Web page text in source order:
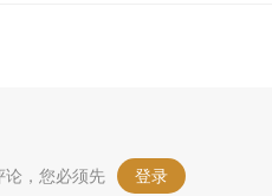
论，您必须先 登录 。